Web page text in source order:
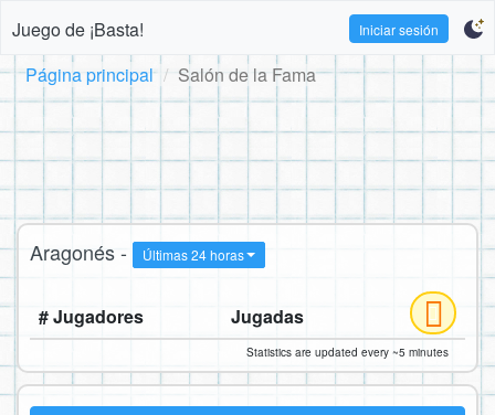
Juego de ¡Basta! Iniciar sesión
Página principal Salón de la Fama
Aragonés - Últimas 24 horas
# Jugadores Jugadas
Statistics are updated every ~5 minutes